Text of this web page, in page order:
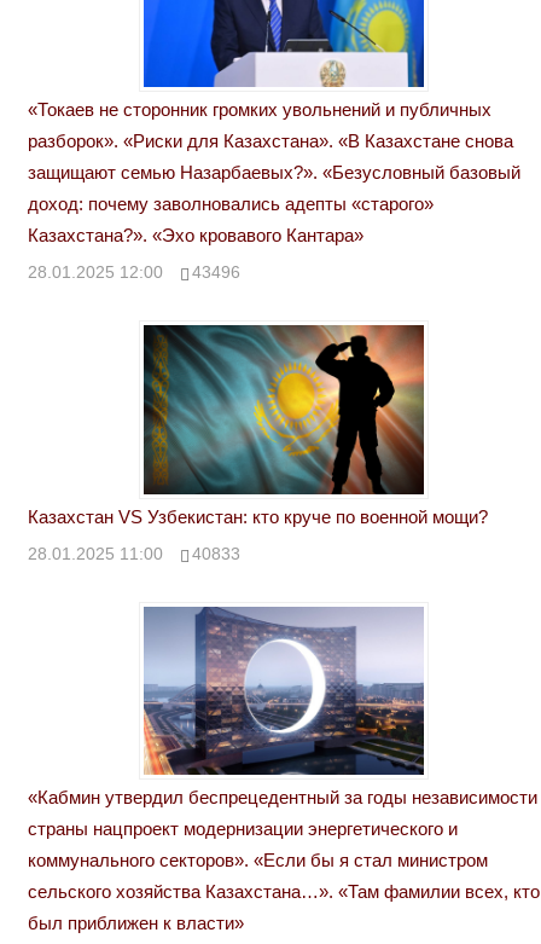
«Токаев не сторонник громких увольнений и публичных
разборок». «Риски для Казахстана». «В Казахстане снова
защищают семью Назарбаевых?». «Безусловный базовый
доход: почему заволновались адепты «старого»
Казахстана?». «Эхо кровавого Кантара»
28.01.2025 12:00 43496
Казахстан VS Узбекистан: кто круче по военной мощи?
28.01.2025 11:00 40833
«Кабмин утвердил беспрецедентный за годы независимости
страны нацпроект модернизации энергетического и
коммунального секторов». «Если бы я стал министром
сельского хозяйства Казахстана…». «Там фамилии всех, кто
был приближен к власти»